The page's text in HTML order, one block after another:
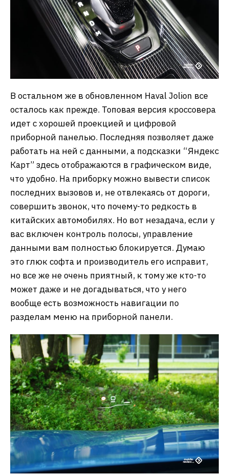
В остальном же в обновленном Haval Jolion все
осталось как прежде. Топовая версия кроссовера
идет с хорошей проекцией и цифровой
приборной панелью. Последняя позволяет даже
работать на ней с данными, а подсказки “Яндекс
Карт” здесь отображаются в графическом виде,
что удобно. На приборку можно вывести список
последних вызовов и, не отвлекаясь от дороги,
совершить звонок, что почему-то редкость в
китайских автомобилях. Но вот незадача, если у
вас включен контроль полосы, управление
данными вам полностью блокируется. Думаю
это глюк софта и производитель его исправит,
но все же не очень приятный, к тому же кто-то
может даже и не догадываться, что у него
вообще есть возможность навигации по
разделам меню на приборной панели.